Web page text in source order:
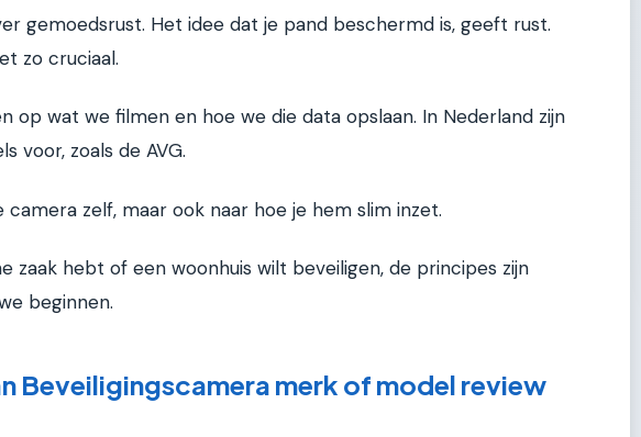
gemoedsrust. Het idee dat je pand beschermd is, geeft rust.
zo cruciaal.
op wat we filmen en hoe we die data opslaan. In Nederland zijn
voor, zoals de AVG.
camera zelf, maar ook naar hoe je hem slim inzet.
zaak hebt of een woonhuis wilt beveiligen, de principes zijn
beginnen.
Beveiligingscamera merk of model review